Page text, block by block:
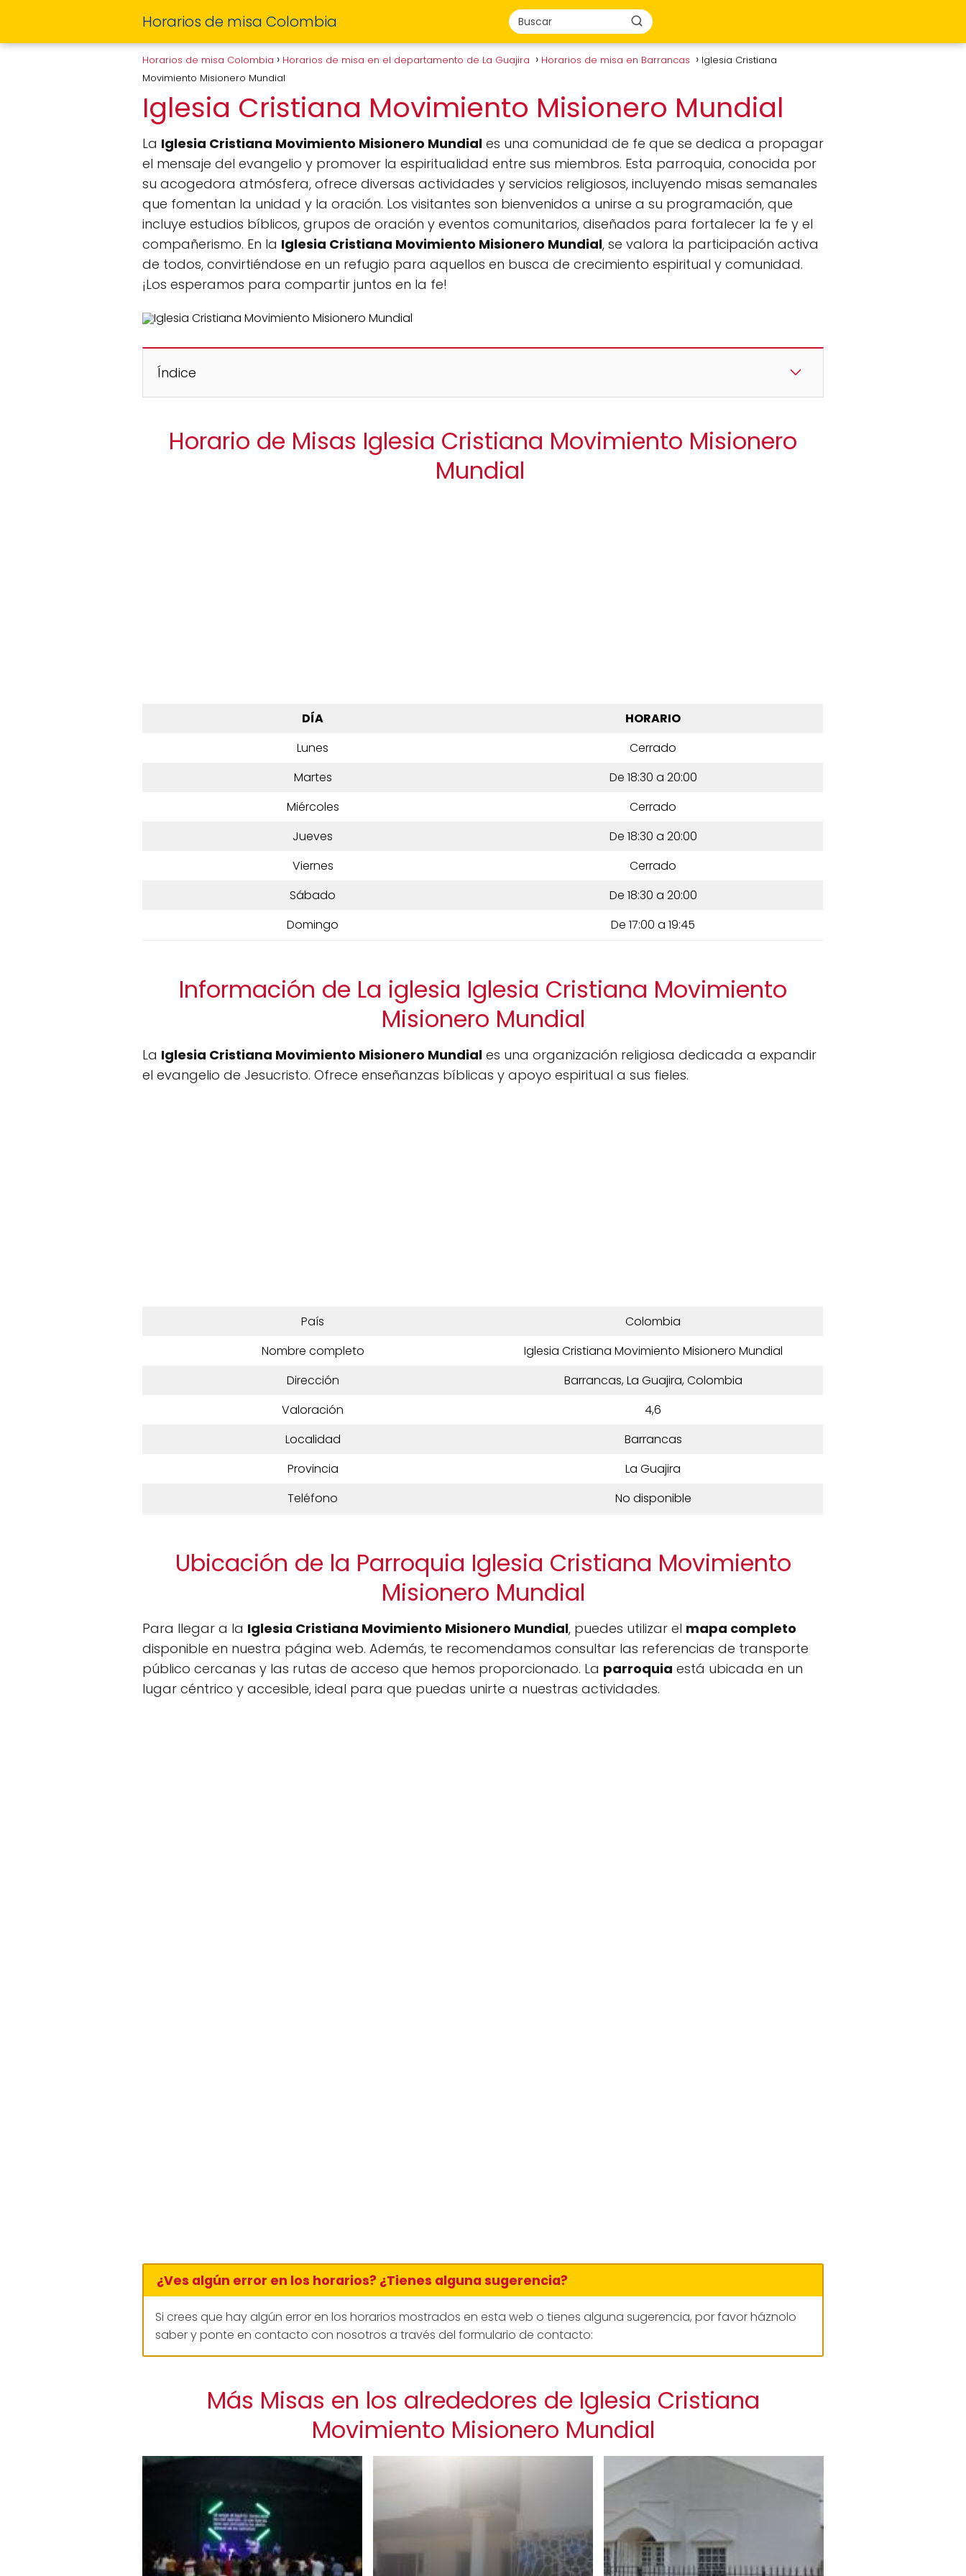
Horarios de misa Colombia
Horarios de misa Colombia Horarios de misa en el departamento de La Guajira Horarios de misa en Barrancas
Iglesia Cristiana
Movimiento Misionero Mundial
Iglesia Cristiana Movimiento Misionero Mundial
La Iglesia Cristiana Movimiento Misionero Mundial es una comunidad de fe que se dedica a propagar
el mensaje del evangelio y promover la espiritualidad entre sus miembros. Esta parroquia, conocida por
su acogedora atmósfera, ofrece diversas actividades y servicios religiosos, incluyendo misas semanales
que fomentan la unidad y la oración. Los visitantes son bienvenidos a unirse a su programación, que
incluye estudios bíblicos, grupos de oración y eventos comunitarios, diseñados para fortalecer la fe y el
compañerismo. En la Iglesia Cristiana Movimiento Misionero Mundial, se valora la participación activa
de todos, convirtiéndose en un refugio para aquellos en busca de crecimiento espiritual y comunidad.
¡Los esperamos para compartir juntos en la fe!
Índice
Horario de Misas Iglesia Cristiana Movimiento Misionero
Mundial
DÍA
HORARIO
Lunes
Cerrado
Martes
De 18:30 a 20:00
Miércoles
Cerrado
Jueves
De 18:30 a 20:00
Viernes
Cerrado
Sábado
De 18:30 a 20:00
Domingo
De 17:00 a 19:45
Información de La iglesia Iglesia Cristiana Movimiento
Misionero Mundial
La Iglesia Cristiana Movimiento Misionero Mundial es una organización religiosa dedicada a expandir
el evangelio de Jesucristo. Ofrece enseñanzas bíblicas y apoyo espiritual a sus fieles.
País
Colombia
Nombre completo
Iglesia Cristiana Movimiento Misionero Mundial
Dirección
Barrancas, La Guajira, Colombia
Valoración
4,6
Localidad
Barrancas
Provincia
La Guajira
Teléfono
No disponible
Ubicación de la Parroquia Iglesia Cristiana Movimiento
Misionero Mundial
Para llegar a la Iglesia Cristiana Movimiento Misionero Mundial, puedes utilizar el mapa completo
disponible en nuestra página web. Además, te recomendamos consultar las referencias de transporte
público cercanas y las rutas de acceso que hemos proporcionado. La parroquia está ubicada en un
lugar céntrico y accesible, ideal para que puedas unirte a nuestras actividades.
¿Ves algún error en los horarios? ¿Tienes alguna sugerencia?
Si crees que hay algún error en los horarios mostrados en esta web o tienes alguna sugerencia, por favor háznolo
saber y ponte en contacto con nosotros a través del formulario de contacto:
Más Misas en los alrededores de Iglesia Cristiana
Movimiento Misionero Mundial